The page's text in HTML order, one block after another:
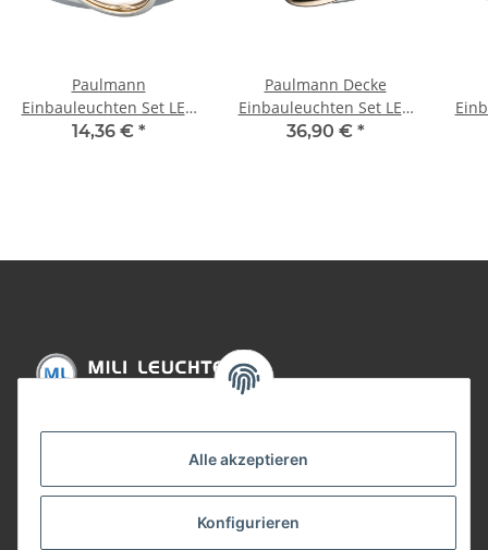
Alle akzeptieren
Konfigurieren
Paulmann
Einbauleuchten Set LED
schwenkbar 3x4,5W
14,36 € *
Paulmann Decke
Einbauleuchten Set LED
schwenkbar 3x425
36,90 € *
Gesetzliche Informationen